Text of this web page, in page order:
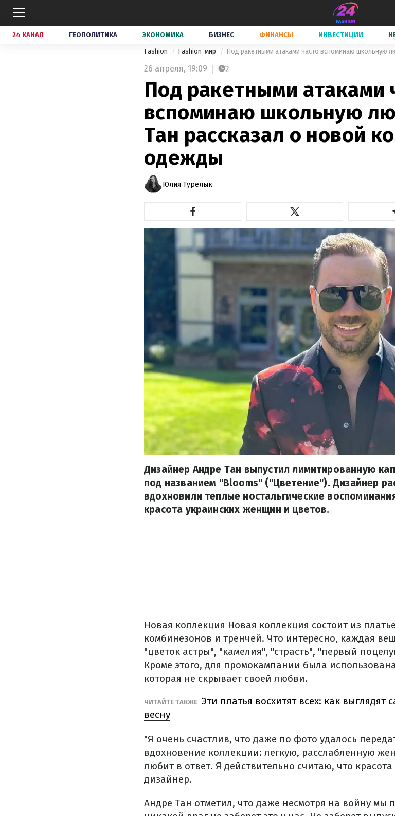
24 КАНАЛ ГЕОПОЛИТИКА ЭКОНОМИКА БИЗНЕС ФИНАНСЫ ИНВЕСТИЦИИ
Fashion Fashion-мир
26 апреля, 19:09 2
Под ракетными атаками
вспоминаю школьную
Тан рассказал о новой
одежды
Юлия Турелык
Дизайнер Андре Тан выпустил лимитированную
под названием "Blooms" ("Цветение"). Дизайнер
вдохновили теплые ностальгические
красота украинских женщин и цветов.
Новая коллекция Новая коллекция состоит из
комбинезонов и тренчей. Что интересно, каждая
"цветок астры", "камелия", "страсть", "первый
Кроме этого, для промокампании была
которая не скрывает своей любви.
ЧИТАЙТЕ ТАКЖЕ Эти платья восхитят всех: как
весну
"Я очень счастлив, что даже по фото удалось
вдохновение коллекции: легкую, расслабленную
любит в ответ. Я действительно считаю, что
дизайнер.
Андре Тан отметил, что даже несмотря на войну мы